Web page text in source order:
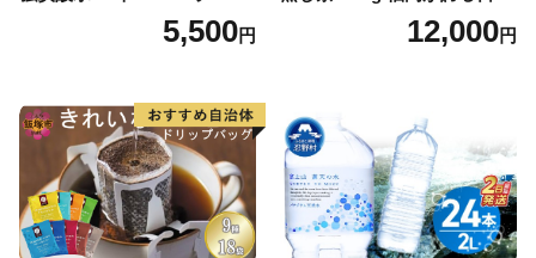
レス【富士吉田市限定カート
5,500円
茶_ 訳アリ 常温 お茶 茶袋 常
備品 おちゃ ocha 茶葉 緑茶
小分け お土産 お取り寄せ グ
ルメ 福岡 九州 福岡県 国産
日本 ふかむし茶 ふかむし 家
庭用 自宅用 ちゃ りょくちゃ
ふかむしちゃ 急須 甘み 川崎
町 送料無料
12,000円